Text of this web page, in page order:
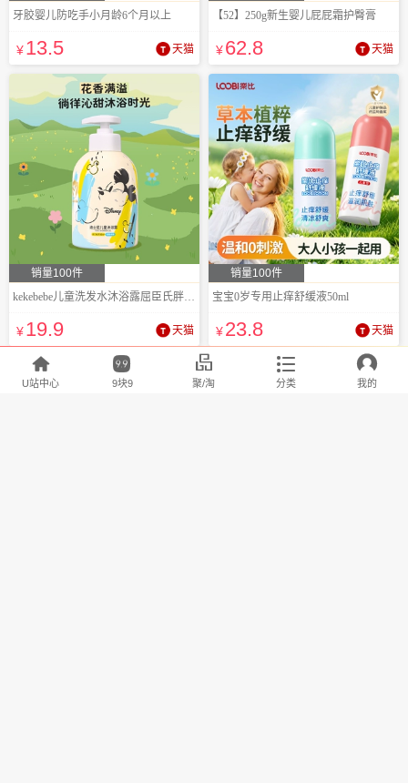
牙胶婴儿防吃手小月龄6个月以上
¥13.5 天猫
【52】250g新生婴儿屁屁霜护臀膏
¥62.8 天猫
销量100件
kekebebe儿童洗发水沐浴露屈臣氏胖东来同款
¥19.9 天猫
销量100件
宝宝0岁专用止痒舒缓液50ml
¥23.8 天猫

U站中心

9块9

聚/淘

分类

我的